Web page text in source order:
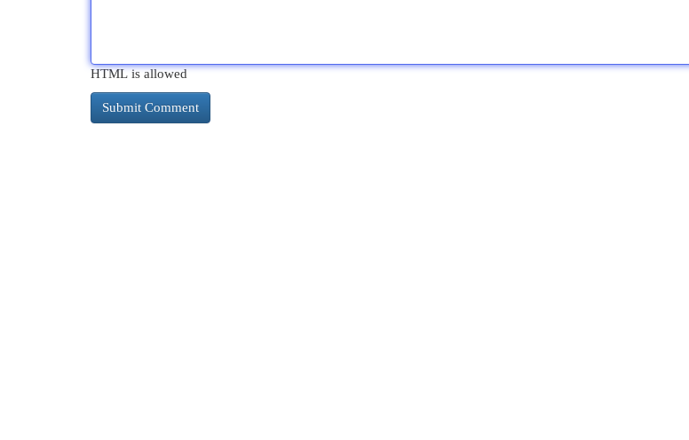
HTML is allowed